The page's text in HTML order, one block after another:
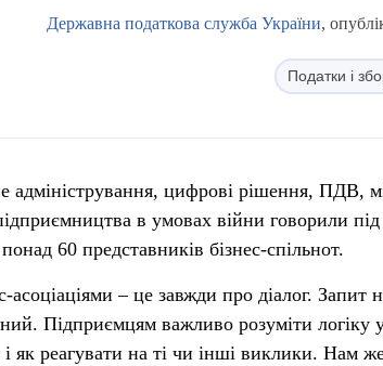
Державна податкова служба України,
Податки і
адміністрування, цифрові рішення, ПДВ,
в умовах війни говорили
60 представників бізнес-спільнот.
асоціаціями – це завжди про діалог.
Підприємцям важливо розуміти логіку
як реагувати на ті чи інші виклики. Нам